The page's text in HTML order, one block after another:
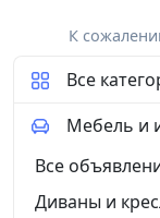
К
Все
Мебель и
Все
Диваны и